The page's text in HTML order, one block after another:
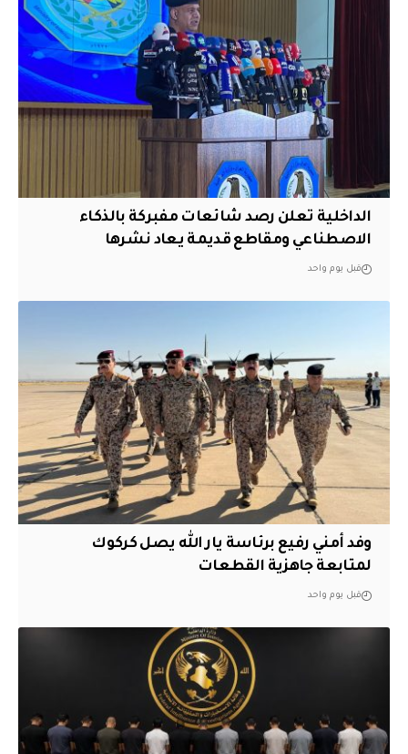
الداخلية تعلن رصد شائعات مفبركة بالذكاء
الاصطناعي ومقاطع قديمة يعاد نشرها
قبل يوم واحد
وفد أمني رفيع برئاسة يار الله يصل كركوك
لمتابعة جاهزية القطعات
قبل يوم واحد